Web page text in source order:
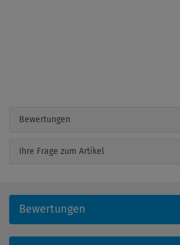
Bewertungen
Ihre Frage zum Artikel
Bewertungen